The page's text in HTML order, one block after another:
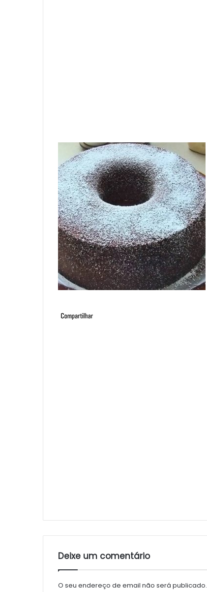
Deixe um comentário
O seu endereço de email não será publicado.